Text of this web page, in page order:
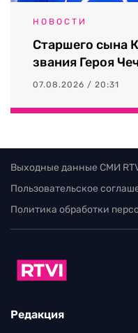
НОВОСТИ
Старшего сына
звания Героя
07.08.2026 / 20:31
Выходные данные СМИ
Пользовательское
Политика обработки
Редакция